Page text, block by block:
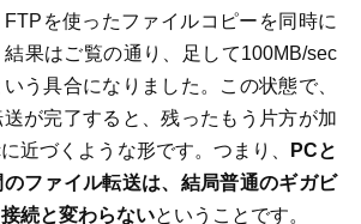
を使ったファイルコピーを同時に
果はご覧の通り、足して100MB/sec
う具合になりました。この状態で、
が完了すると、残ったもう片方が加
近づくような形です。つまり、 PCと
ファイル転送は、結局普通のギガビ
続と変わらないということです。